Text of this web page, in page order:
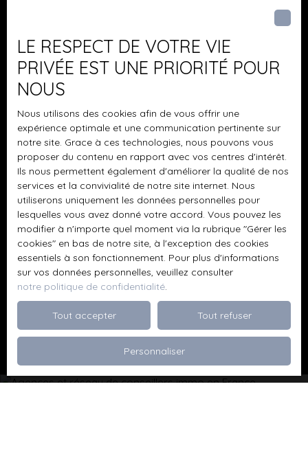
J'accepte le traitement de mes données
personnelles conformément au RGPD. Si vous ne
souhaitez pas faire l'objet de prospection
commerciale par voie téléphonique, vous pouvez
au démarchage téléphonique, prévu par l'article
L223-1 du code de la consommation, sur le site
Internet www.bloctel.gouv.fr ou par courrier
adressé à :
Société Worldline, Service Bloctel, CS 61311, 41013
BLOIS CEDEX.
Pour en savoir plus sur le traitement de vos
données personnelles, veuillez consulter notre
politique de confidentialité.
Recevoir des annonces
LE RESPECT DE VOTRE VIE
PRIVÉE EST UNE PRIORITÉ POUR
NOUS
Nous utilisons des cookies afin de vous offrir une
expérience optimale et une communication pertinente sur
notre site. Grace à ces technologies, nous pouvons vous
proposer du contenu en rapport avec vos centres d'intérêt.
Ils nous permettent également d'améliorer la qualité de nos
services et la convivialité de notre site internet. Nous
utiliserons uniquement les données personnelles pour
lesquelles vous avez donné votre accord. Vous pouvez les
modifier à n'importe quel moment via la rubrique ″Gérer les
cookies″ en bas de notre site, à l'exception des cookies
essentiels à son fonctionnement. Pour plus d'informations
sur vos données personnelles, veuillez consulter
notre politique de confidentialité.
Tout accepter Tout refuser
Personnaliser